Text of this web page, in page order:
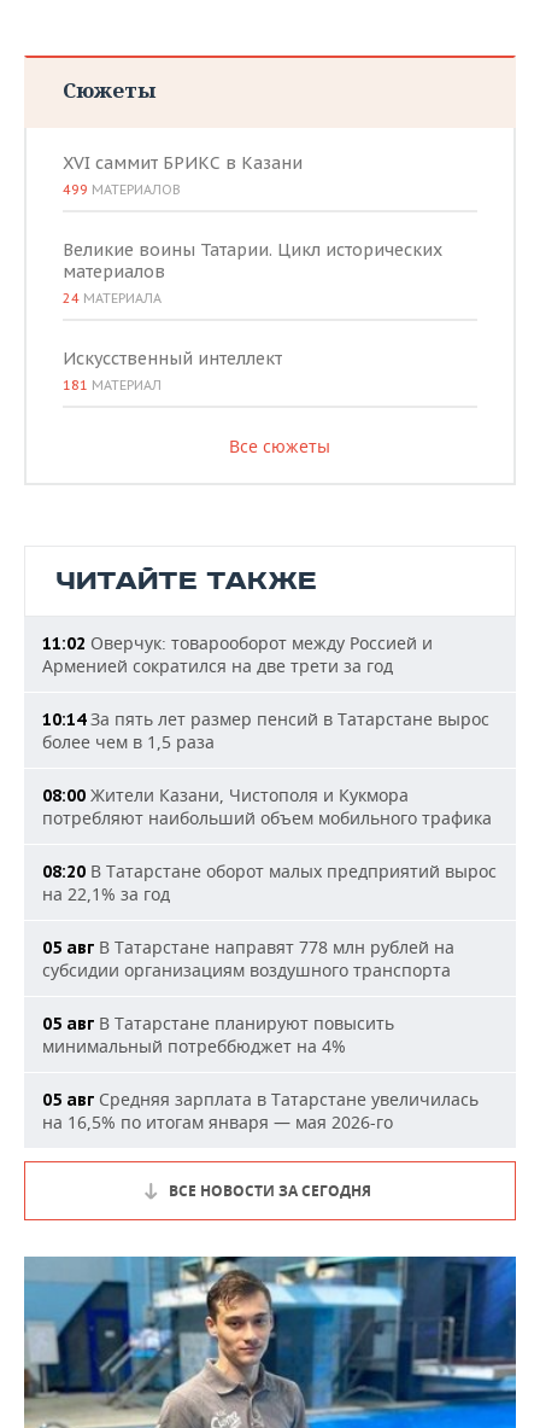
Сюжеты
XVI саммит БРИКС в Казани
499 МАТЕРИАЛОВ
Великие воины Татарии. Цикл исторических
материалов
24 МАТЕРИАЛА
Искусственный интеллект
181 МАТЕРИАЛ
Все сюжеты
ЧИТАЙТЕ ТАКЖЕ
11:02 Оверчук: товарооборот между Россией и
Арменией сократился на две трети за год
10:14За пять лет размер пенсий в Татарстане вырос
более чем в 1,5 раза
08:00 Жители Казани, Чистополя и Кукмора
потребляют наибольший объем мобильного трафика
08:20 В Татарстане оборот малых предприятий вырос
на 22,1% за год
05 авг В Татарстане направят 778 млн рублей на
субсидии организациям воздушного транспорта
05 авг В Татарстане планируют повысить
минимальный потреббюджет на 4%
05 авг Средняя зарплата в Татарстане увеличилась
на 16,5% по итогам января — мая 2026-го
ВСЕ НОВОСТИ ЗА СЕГОДНЯ